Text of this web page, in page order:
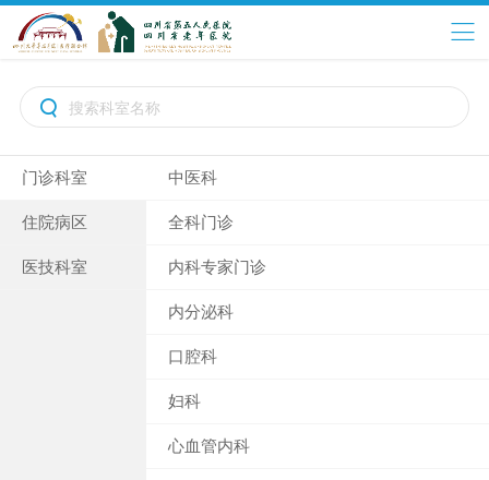

门诊科室
住院病区
医技科室
中医科
全科门诊
内科专家门诊
内分泌科
口腔科
妇科
心血管内科